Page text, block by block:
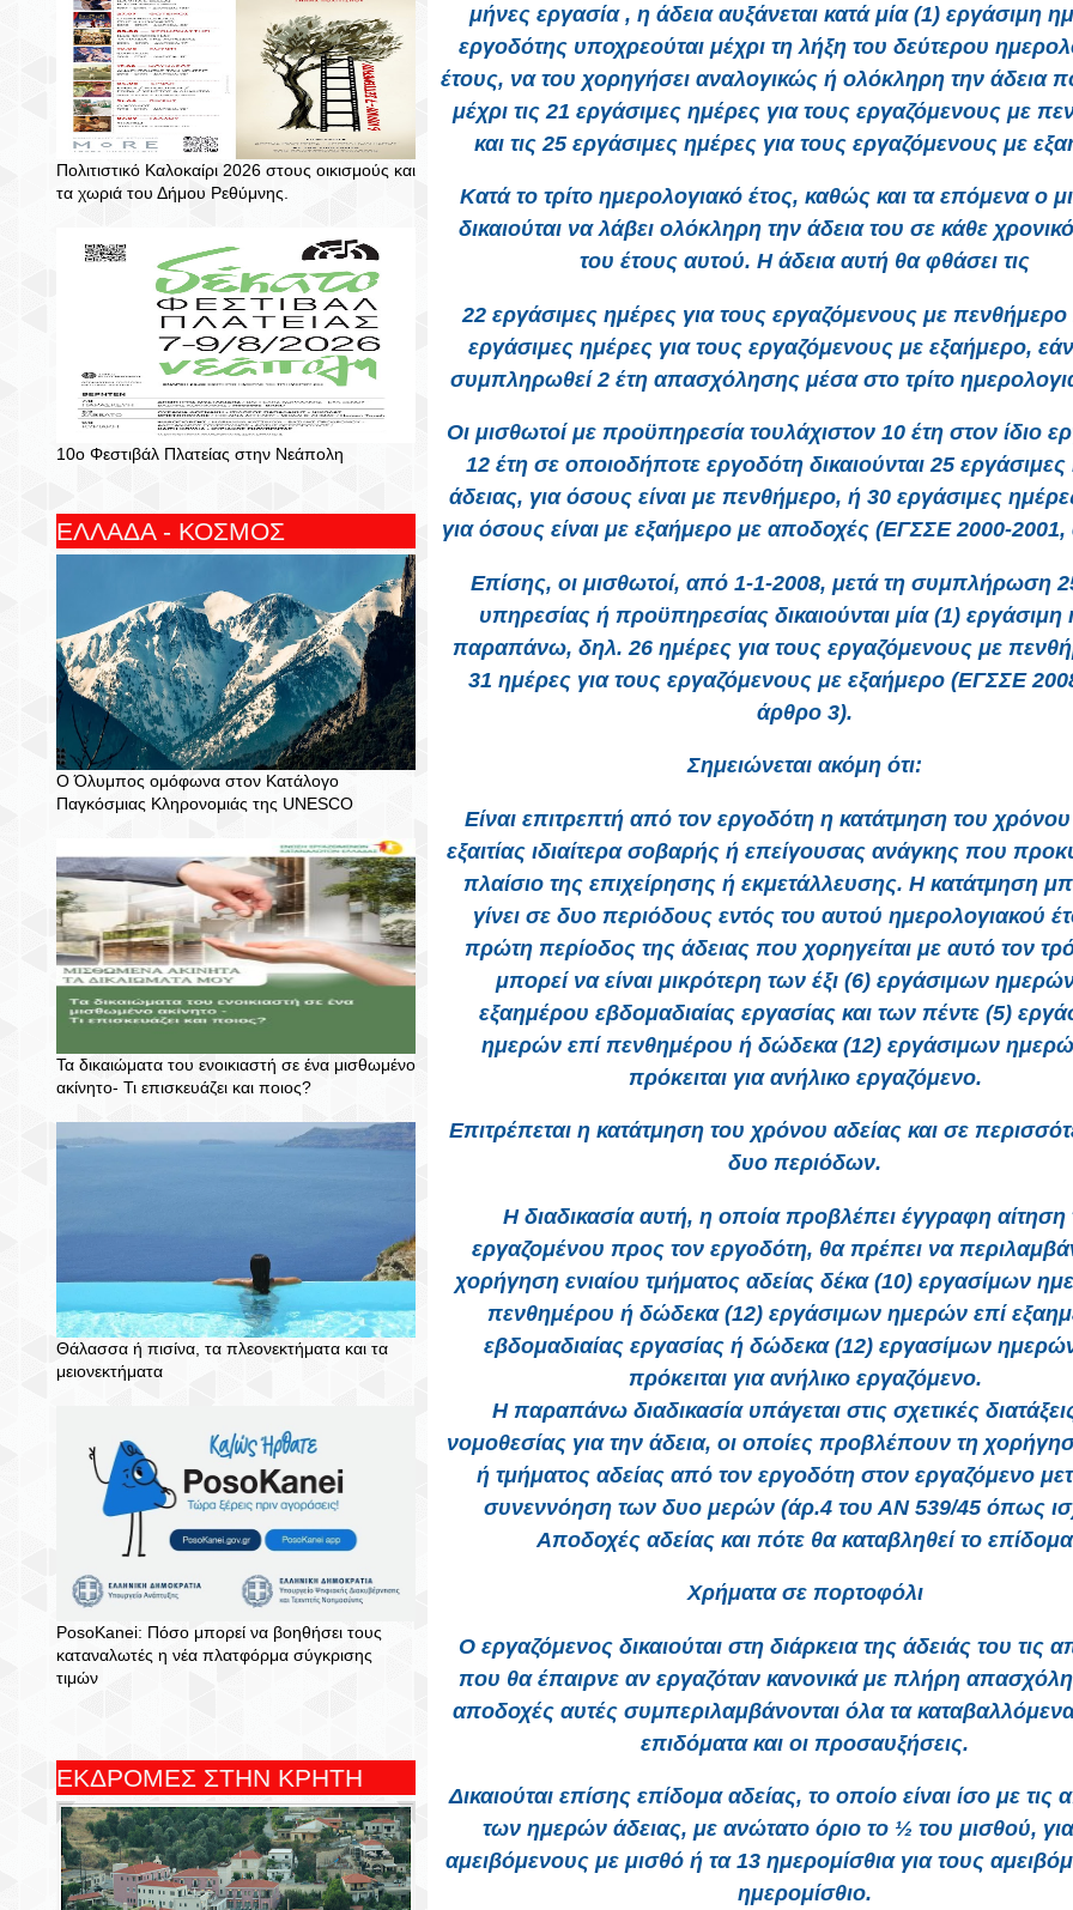
Πολιτιστικό Καλοκαίρι 2026 στους οικισμούς και
τα χωριά του Δήμου Ρεθύμνης.
10ο Φεστιβάλ Πλατείας στην Νεάπολη
ΕΛΛΑΔΑ - ΚΟΣΜΟΣ
Ο Όλυμπος ομόφωνα στον Κατάλογο
Παγκόσμιας Κληρονομιάς της UNESCO
Τα δικαιώματα του ενοικιαστή σε ένα μισθωμένο
ακίνητο- Τι επισκευάζει και ποιος?
Θάλασσα ή πισίνα, τα πλεονεκτήματα και τα
μειονεκτήματα
PosoKanei: Πόσο μπορεί να βοηθήσει τους
καταναλωτές η νέα πλατφόρμα σύγκρισης
τιμών
ΕΚΔΡΟΜΕΣ ΣΤΗΝ ΚΡΗΤΗ
μήνες εργασία , η άδεια αυξάνεται κατά μία (1) εργάσιμη
εργοδότης υποχρεούται μέχρι τη λήξη του δεύτερου
έτους, να του χορηγήσει αναλογικώς ή ολόκληρη την άδεια
μέχρι τις 21 εργάσιμες ημέρες για τους εργαζόμενους με
και τις 25 εργάσιμες ημέρες για τους εργαζόμενους με
Κατά το τρίτο ημερολογιακό έτος, καθώς και τα επόμενα ο
δικαιούται να λάβει ολόκληρη την άδεια του σε κάθε
του έτους αυτού. Η άδεια αυτή θα φθάσει τις
22 εργάσιμες ημέρες για τους εργαζόμενους με πενθήμερο
εργάσιμες ημέρες για τους εργαζόμενους με εξαήμερο,
συμπληρωθεί 2 έτη απασχόλησης μέσα στο τρίτο
Οι μισθωτοί με προϋπηρεσία τουλάχιστον 10 έτη στον ίδιο
12 έτη σε οποιοδήποτε εργοδότη δικαιούνται 25
άδειας, για όσους είναι με πενθήμερο, ή 30 εργάσιμες
για όσους είναι με εξαήμερο με αποδοχές (ΕΓΣΣΕ 2000-
Επίσης, οι μισθωτοί, από 1-1-2008, μετά τη συμπλήρωση
υπηρεσίας ή προϋπηρεσίας δικαιούνται μία (1) εργάσιμη
παραπάνω, δηλ. 26 ημέρες για τους εργαζόμενους με
31 ημέρες για τους εργαζόμενους με εξαήμερο (ΕΓΣΣΕ
άρθρο 3).
Σημειώνεται ακόμη ότι:
Είναι επιτρεπτή από τον εργοδότη η κατάτμηση του
εξαιτίας ιδιαίτερα σοβαρής ή επείγουσας ανάγκης που
πλαίσιο της επιχείρησης ή εκμετάλλευσης. Η κατάτμηση
γίνει σε δυο περιόδους εντός του αυτού ημερολογιακού
πρώτη περίοδος της άδειας που χορηγείται με αυτό τον
μπορεί να είναι μικρότερη των έξι (6) εργάσιμων
εξαημέρου εβδομαδιαίας εργασίας και των πέντε (5)
ημερών επί πενθημέρου ή δώδεκα (12) εργάσιμων
πρόκειται για ανήλικο εργαζόμενο.
Επιτρέπεται η κατάτμηση του χρόνου αδείας και σε
δυο περιόδων.
Η διαδικασία αυτή, η οποία προβλέπει έγγραφη αίτηση
εργαζομένου προς τον εργοδότη, θα πρέπει να
χορήγηση ενιαίου τμήματος αδείας δέκα (10) εργασίμων
πενθημέρου ή δώδεκα (12) εργάσιμων ημερών επί
εβδομαδιαίας εργασίας ή δώδεκα (12) εργασίμων
πρόκειται για ανήλικο εργαζόμενο.
Η παραπάνω διαδικασία υπάγεται στις σχετικές
νομοθεσίας για την άδεια, οι οποίες προβλέπουν τη
ή τμήματος αδείας από τον εργοδότη στον εργαζόμενο
συνεννόηση των δυο μερών (άρ.4 του ΑΝ 539/45 όπως
Αποδοχές αδείας και πότε θα καταβληθεί το επίδομα
Χρήματα σε πορτοφόλι
Ο εργαζόμενος δικαιούται στη διάρκεια της άδειάς του τις
που θα έπαιρνε αν εργαζόταν κανονικά με πλήρη
αποδοχές αυτές συμπεριλαμβάνονται όλα τα
επιδόματα και οι προσαυξήσεις.
Δικαιούται επίσης επίδομα αδείας, το οποίο είναι ίσο με τις
των ημερών άδειας, με ανώτατο όριο το ½ του μισθού,
αμειβόμενους με μισθό ή τα 13 ημερομίσθια για τους
ημερομίσθιο.